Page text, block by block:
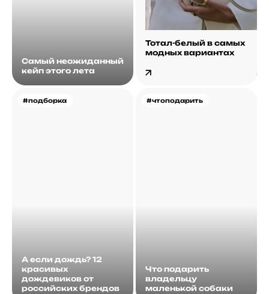
Самый неожиданный
кейп этого лета
Тотал-белый в самых
модных вариантах
#подборка
А если дождь? 12
красивых
дождевиков от
российских брендов
#чтоподарить
Что подарить
владельцу
маленькой собаки